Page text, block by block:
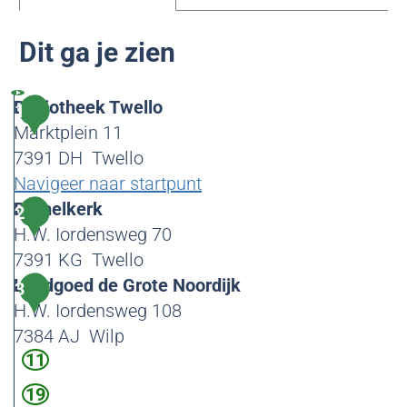
Dit ga je zien
1
Bibliotheek Twello
Marktplein 11
7391 DH Twello
Navigeer naar startpunt
B
i
b
l
i
o
h
2
Bethelkerk
H.W. Iordensweg 70
7391 KG Twello
B
e
t
h
3
Landgoed de Grote Noordijk
H.W. Iordensweg 108
7384 AJ Wilp
L
a
11
19